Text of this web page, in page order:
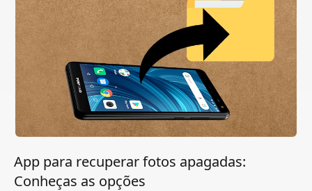
App para recuperar fotos apagadas:
Conheças as opções